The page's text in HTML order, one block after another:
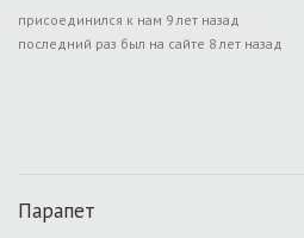
присоединился к нам 9 лет назад
последний раз был на сайте 8 лет назад
Парапет